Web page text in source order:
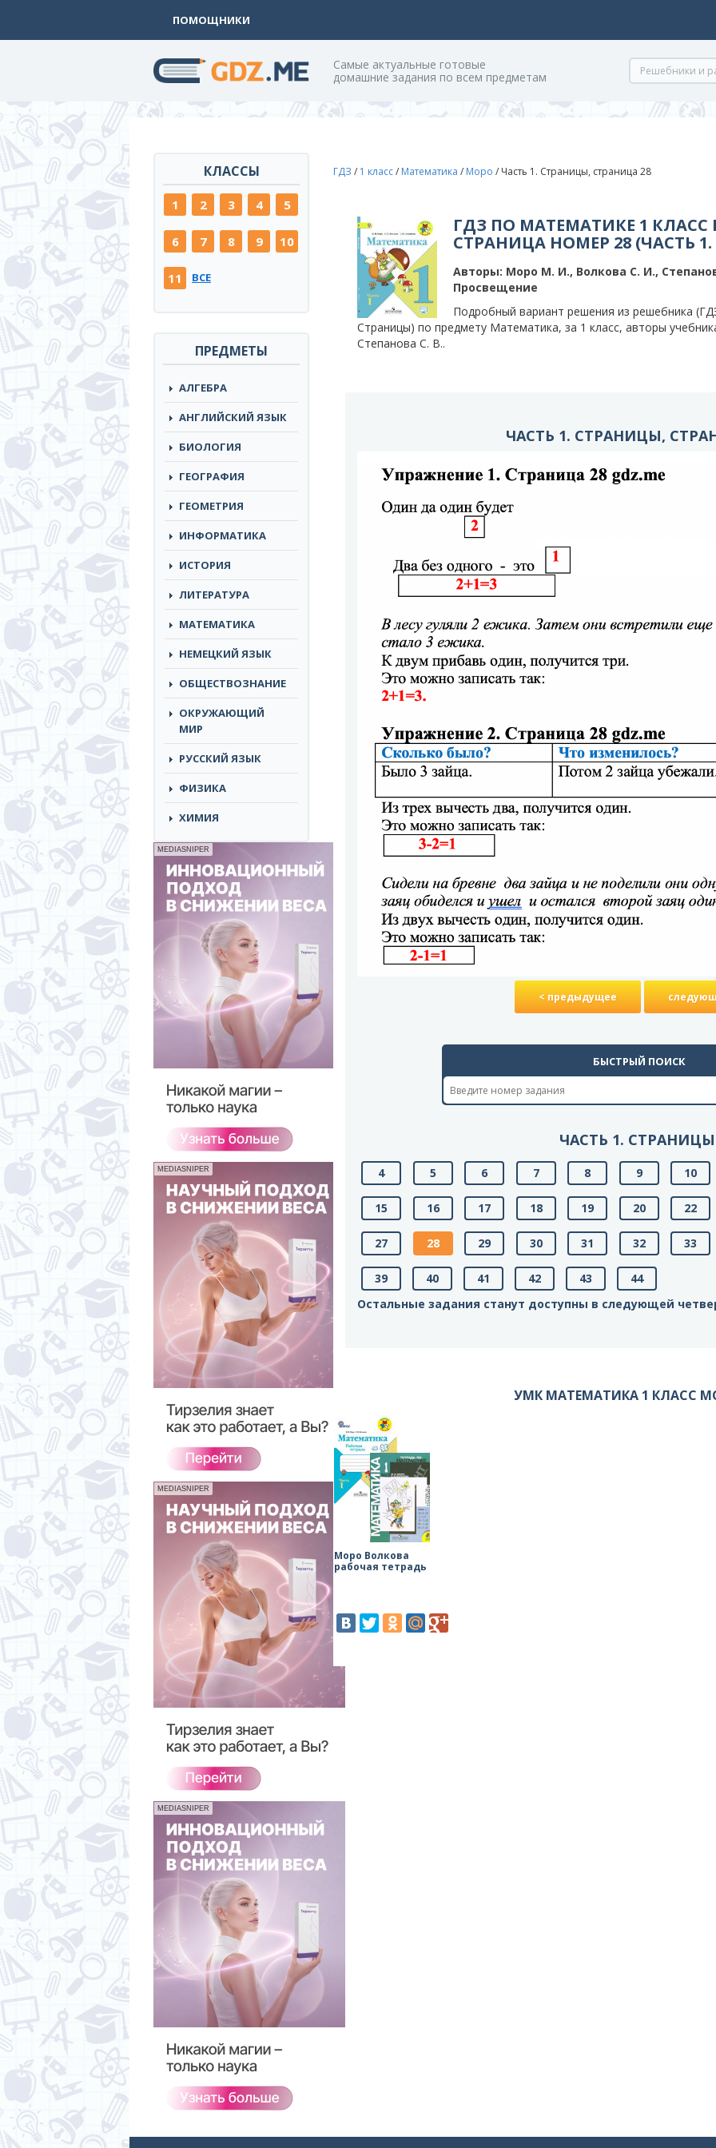
ПОМОЩНИКИ
Cамые актуальные готовые
домашние задания по всем предметам
КЛАССЫ
1 2 3 4 5
6 7 8 9 10
11 ВСЕ
ПРЕДМЕТЫ
АЛГЕБРА
АНГЛИЙСКИЙ ЯЗЫК
БИОЛОГИЯ
ГЕОГРАФИЯ
ГЕОМЕТРИЯ
ИНФОРМАТИКА
ИСТОРИЯ
ЛИТЕРАТУРА
МАТЕМАТИКА
НЕМЕЦКИЙ ЯЗЫК
ОБЩЕСТВОЗНАНИЕ
ОКРУЖАЮЩИЙ
МИР
РУССКИЙ ЯЗЫК
ФИЗИКА
ХИМИЯ
MEDIASNIPER
MEDIASNIPER
MEDIASNIPER
MEDIASNIPER
ГДЗ / 1 класс/ Математика / Моро / Часть 1. Страницы, страница 28
ГДЗ ПО МАТЕМАТИКЕ 1
СТРАНИЦА НОМЕР 28 (ЧАСТЬ
Авторы: Моро М. И., Волкова С. И.,
Просвещение
Подробный вариант решения из решебника
Страницы) по предмету Математика, за 1 класс, авторы
Степанова С. В..
ЧАСТЬ 1. СТРАНИЦЫ,
< предыдущее
БЫСТРЫЙ ПОИСК
ЧАСТЬ 1.
4 5 6 7 8 9 10
15 16 17 18 19 20 22
27 28 29 30 31 32 33
39 40 41 42 43
44
Остальные задания станут доступны в следующей
УМК МАТЕМАТИКА 1 КЛАСС
Моро Волкова
рабочая тетрадь